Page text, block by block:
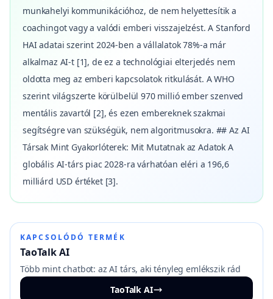
munkahelyi kommunikációhoz, de nem helyettesítik a
coachingot vagy a valódi emberi visszajelzést. A Stanford
HAI adatai szerint 2024-ben a vállalatok 78%-a már
alkalmaz AI-t [1], de ez a technológiai elterjedés nem
oldotta meg az emberi kapcsolatok ritkulását. A WHO
szerint világszerte körülbelül 970 millió ember szenved
mentális zavartól [2], és ezen embereknek szakmai
segítségre van szükségük, nem algoritmusokra. ## Az AI
Társak Mint Gyakorlóterek: Mit Mutatnak az Adatok A
globális AI-társ piac 2028-ra várhatóan eléri a 196,6
milliárd USD értéket [3].
KAPCSOLÓDÓ TERMÉK
TaoTalk AI
Több mint chatbot: az AI társ, aki tényleg emlékszik rád
TaoTalk AI